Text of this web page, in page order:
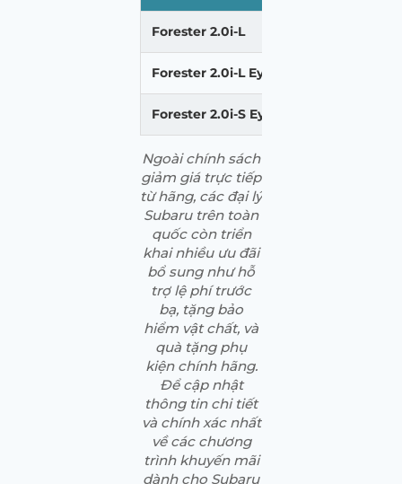
Forester 2.0i-L
Forester 2.0i-L EyeSight
Forester 2.0i-S EyeSight
Ngoài chính sách
giảm giá trực tiếp
từ hãng, các đại lý
Subaru trên toàn
quốc còn triển
khai nhiều ưu đãi
bổ sung như hỗ
trợ lệ phí trước
bạ, tặng bảo
hiểm vật chất, và
quà tặng phụ
kiện chính hãng.
Để cập nhật
thông tin chi tiết
và chính xác nhất
về các chương
trình khuyến mãi
dành cho Subaru